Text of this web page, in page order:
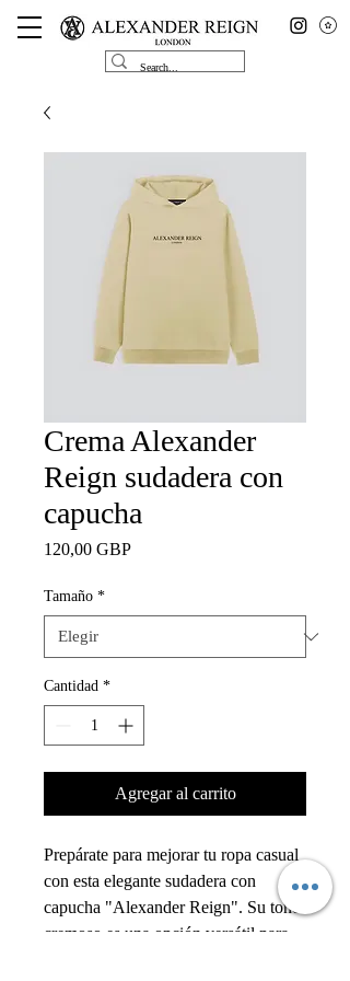
Crema Alexander
Reign sudadera con
capucha
120,00 GBPPrecio
Tamaño *
Cantidad *
Agregar al carrito
Prepárate para mejorar tu ropa casual
con esta elegante sudadera con
capucha "Alexander Reign". Su tono
cremoso es una opción versátil para